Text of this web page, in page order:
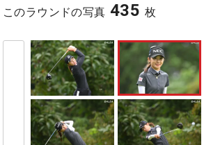
このラウンドの写真 435 枚